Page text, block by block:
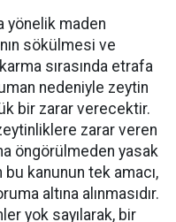
yönelik maden
sökülmesi ve
sırasında etrafa
nedeniyle zeytin
bir zarar verecektir.
zarar veren
öngörülmeden yasak
kanunun tek amacı,
altına alınmasıdır.
yok sayılarak, bir